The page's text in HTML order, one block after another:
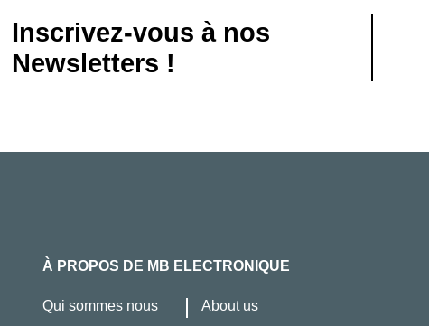
Inscrivez-vous à nos
Newsletters !
À PROPOS DE MB ELECTRONIQUE
Qui sommes nous About us